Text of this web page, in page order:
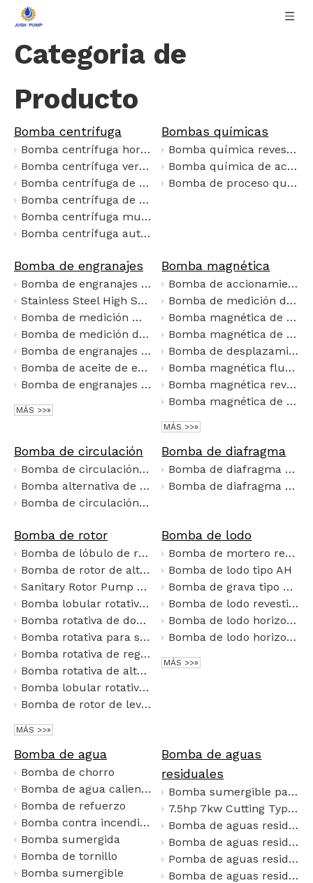
Categoria de
Producto
Bomba centrífuga
Bomba centrífuga horizontal
Bomba centrífuga vertical
Bomba centrífuga de caja dividida
Bomba centrífuga de succión
Bomba centrífuga multietapa
Bomba centrífuga autocebante
Bombas químicas
Bomba química revestida de flúor
Bomba química de acero inoxidable
Bomba de proceso químico
Bomba de engranajes
Bomba de engranajes KCB a prueba de explosiones para transferencia de fluidos químicos y combustibles industriales
Stainless Steel High Speed Gear Metering Pump, 120L/H, ±0.5% Accuracy, Corrosion Resistant for Chemical & Oil Transfer
Bomba de medición magnética de acero inoxidable con controlador y motor
Bomba de medición de engranaje micrognético con motor de frecuencia variable a prueba de explosión
Bomba de engranajes con aislamiento de asfalto LQB
Bomba de aceite de engranajes horizontales de acero inoxidable serie KCB
Bomba de engranajes de arco circular YCB
MÁS >>»
Bomba magnética
Bomba de accionamiento magnético fluoroplástico autocebante ZFT
Bomba de medición de engranaje micrognético con motor de frecuencia variable a prueba de explosión
Bomba magnética de aleación fluoroplástica CQB-F
Bomba magnética de acero inoxidable JMC40-25-160P
Bomba de desplazamiento magnético tipo CWB
Bomba magnética fluoroplástica tipo CQB
Bomba magnética revestida de flúor tipo CQB
Bomba magnética de plástico de flúor tipo IMD
MÁS >>»
Bomba de circulación
Bomba de circulación centrífuga
Bomba alternativa de alta presión
Bomba de circulación autocebante
Bomba de diafragma
Bomba de diafragma eléctrica
Bomba de diafragma neumática
Bomba de rotor
Bomba de lóbulo de rotor sanitario JUSH-NYP SS304 SS316 bomba de desplazamiento positivo de alta viscosidad para transferencia de jarabe de alimentos, miel y chocolate
Bomba de rotor de alta viscosidad NYP SS304/SS316 Bomba de lóbulo sanitario para entrega de lechada de salsa de chocolate y miel
Sanitary Rotor Pump High Viscosity Syrup Fluid Transfer Positive Displacement Pump
Bomba lobular rotativa sanitaria trilobular
Bomba rotativa de doble lóbulo para biogás y aguas residuales
Bomba rotativa para sistema de llenado
Bomba rotativa de regulación continua de velocidad tipo LQ
Bomba rotativa de alta presión
Bomba lobular rotativa de alta viscosidad
Bomba de rotor de leva autocebante
MÁS >>»
Bomba de lodo
Bomba de mortero resistente a la corrosión y al desgaste tipo UHB-ZK
Bomba de lodo tipo AH
Bomba de grava tipo G (GH)
Bomba de lodo revestida de flúor revestida de plástico MIP
Bomba de lodo horizontal tipo ZJ
Bomba de lodo horizontal tipo ZD/G
MÁS >>»
Bomba de agua
Bomba de chorro
Bomba de agua caliente
Bomba de refuerzo
Bomba contra incendios
Bomba sumergida
Bomba de tornillo
Bomba sumergible
Bomba de aguas
residuales
Bomba sumergible para aguas residuales de gran caudal y cabezal alto con dispositivo de corte, bomba de drenaje de aguas residuales de material SS y hierro fundido
7.5hp 7kw Cutting Type Submersible Sewage Pump High Lift High Flow
Bomba de aguas residuales sumergibles con agitador
Bomba de aguas residual sumergible a prueba de explosión de acero inoxidable QWP
Pomba de aguas residual sumergible móvil de QW para tratamiento de agua de ingeniería municipal
Bomba de aguas residual sumergible del impulsor del remolino (bomba de vórtice)